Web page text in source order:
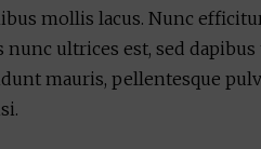
mollis lacus. Nunc
ultrices est, sed
mauris, pellentesque